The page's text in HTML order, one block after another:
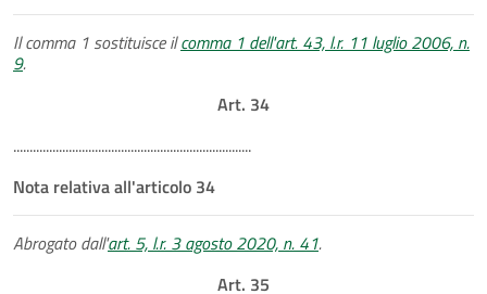
Il comma 1 sostituisce ilcomma 1 dell'art. 43, l.r. 11 luglio 2006, n.
9.
Art. 34
.........................................................................
Nota relativa all'articolo 34
Abrogato dall'art. 5, l.r. 3 agosto 2020, n. 41.
Art. 35